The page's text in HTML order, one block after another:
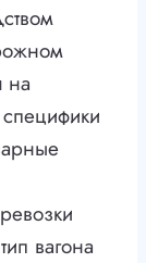
на
вагона